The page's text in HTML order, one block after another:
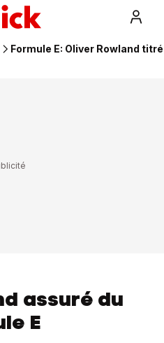
Formule E: Oliver Rowland
assuré du
E